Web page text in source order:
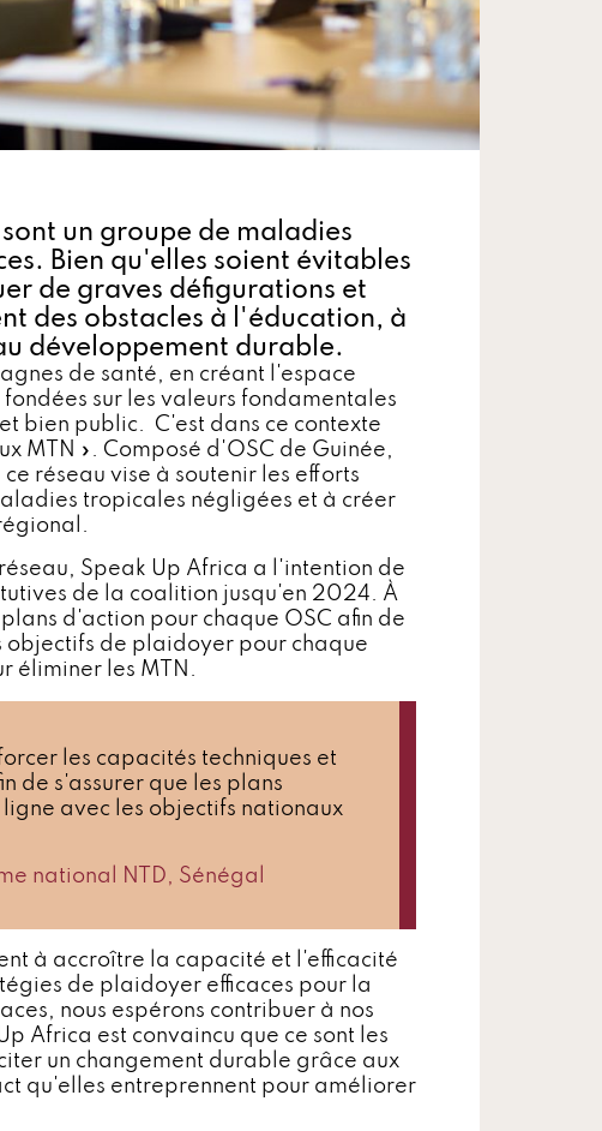
un groupe de maladies
Bien qu'elles soient évitables
de graves défigurations et
des obstacles à l'éducation, à
développement durable.
de santé, en créant l'espace
sur les valeurs fondamentales
bien public. C'est dans ce contexte
MTN ». Composé d'OSC de Guinée,
réseau vise à soutenir les efforts
tropicales négligées et à créer
Speak Up Africa a l'intention de
de la coalition jusqu'en 2024. À
d'action pour chaque OSC afin de
objectifs de plaidoyer pour chaque
éliminer les MTN.
les capacités techniques et
de s'assurer que les plans
avec les objectifs nationaux
national NTD, Sénégal
à accroître la capacité et l'efficacité
de plaidoyer efficaces pour la
nous espérons contribuer à nos
Africa est convaincu que ce sont les
un changement durable grâce aux
qu'elles entreprennent pour améliorer